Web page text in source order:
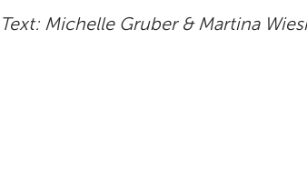
Text: Michelle Gruber & Martina